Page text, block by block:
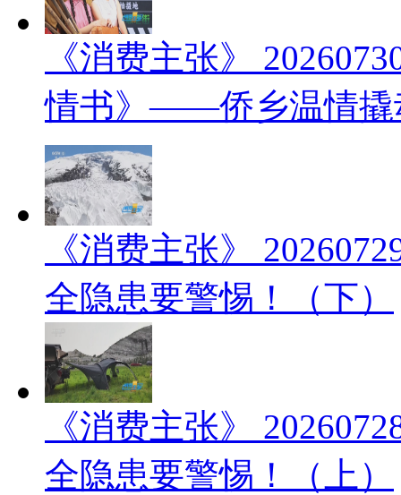
《消费主张》
情书》——侨乡温情撬
《消费主张》
全隐患要警惕！（下）
《消费主张》
全隐患要警惕！（上）